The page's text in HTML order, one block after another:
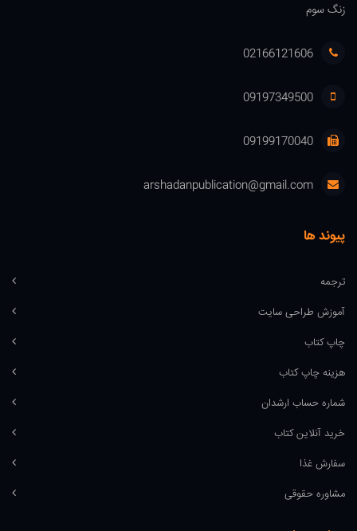
زنگ سوم
02166121606
09197349500
09199170040
arshadanpublication@gmail.com
پیوند ها
ترجمه
آموزش طراحی سایت
چاپ کتاب
هزینه چاپ کتاب
شماره حساب ارشدان
خرید آنلاین کتاب
سفارش غذا
مشاوره حقوقی